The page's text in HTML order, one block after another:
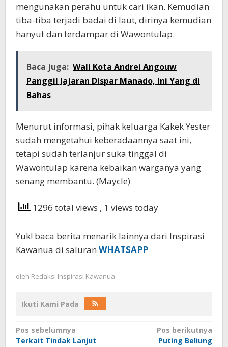
mengunakan perahu untuk cari ikan. Kemudian
tiba-tiba terjadi badai di laut, dirinya kemudian
hanyut dan terdampar di Wawontulap.
Baca juga: Wali Kota Andrei Angouw
Panggil Jajaran Dispar Manado, Ini Yang di
Bahas
Menurut informasi, pihak keluarga Kakek Yester
sudah mengetahui keberadaannya saat ini,
tetapi sudah terlanjur suka tinggal di
Wawontulap karena kebaikan warganya yang
senang membantu. (Maycle)
1296 total views , 1 views today
Yuk! baca berita menarik lainnya dari Inspirasi
Kawanua di saluran WHATSAPP
oleh Redaksi Inspirasi Kawanua
Ikuti Kami Pada
Navigasi
Pos sebelumnya
Terkait Tindak Lanjut
Pos berikutnya
Puting Beliung